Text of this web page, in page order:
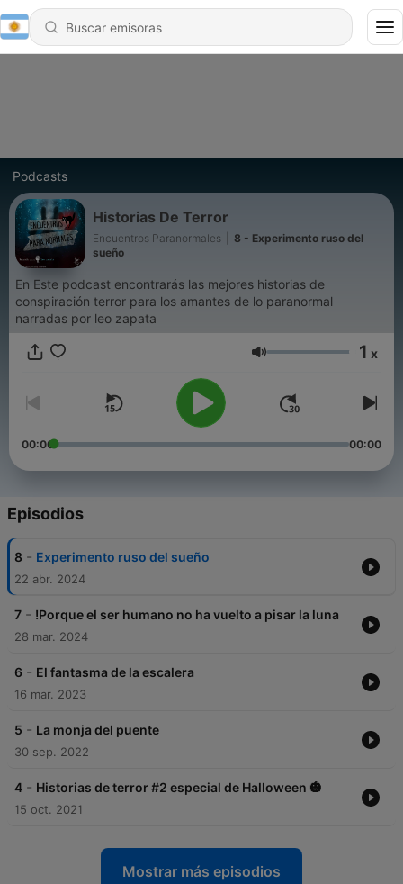
Podcasts
Historias De Terror
Encuentros Paranormales
8 - Experimento ruso del
sueño
En Este podcast encontrarás las mejores historias de
conspiración terror para los amantes de lo paranormal
narradas por leo zapata
Volumen 1 x
00:00 00:00
Episodios
8 - Experimento ruso del sueño
22 abr. 2024
7 - !Porque el ser humano no ha vuelto a pisar la luna
28 mar. 2024
6 - El fantasma de la escalera
16 mar. 2023
5 - La monja del puente
30 sep. 2022
4 - Historias de terror #2 especial de Halloween 🎃
15 oct. 2021
Mostrar más episodios